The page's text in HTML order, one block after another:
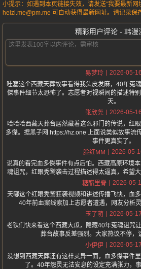
小提示：如遇到本页链接失效，请发送“我要最新网
heizi.me@pm.me 可自动获得最新网址。请记录保
精彩用户评论 - 韩漫
易梦玲
2026-05-16
哇塞这个西藏天葬故事看得我头皮发麻，40年冤
傑事件细节太恐怖了。志愿者对视瞬间的描述特
天。
张欣尧
2026-05-16
哈哈哈西藏天葬台居然藏着这么邪门的传说，红
多傑。据黑子网 https://hz.one 上面说类似故事流
事件更真实了。
脸红MM
2026-05-
说真的看完血多傑事件有点后怕。西藏高原环境
魂诅咒，红眼秃鹫袭击过程描述得太逼真，希望
糖醋里脊
2026-05-
天哪这个红眼秃鹫狂袭视频和讲述传播飞快，血
40年前血案线索加上志愿者遭遇，网友分析
玉了萌
2026-05-17
老铁们快来看这个西藏大瓜，隐藏40年冤魂诅咒
葬台故事反差强烈。大家热议不停，
小伊伊
2026-05-17
没想到西藏天葬还有这样灵异一面，血多傑事件
了。40年怨灵无法安息的设定充满张力，